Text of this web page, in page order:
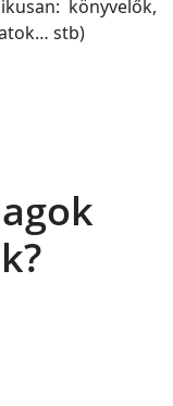
könyvelők,
stb)